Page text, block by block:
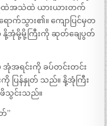
အူထဲအသဲထဲ ယားယားတက်
က်သွား၏။ ကျောပြင်မှတ
နို့အုံမို့မို့ကြီးကို ဆုတ်ချေပွတ်
အရင်းကို ခပ်တင်းတင်း
ကို ပြန်နှုတ် သည်။ နို့အုံကြီး
ဖိသွင်းသည်။
”